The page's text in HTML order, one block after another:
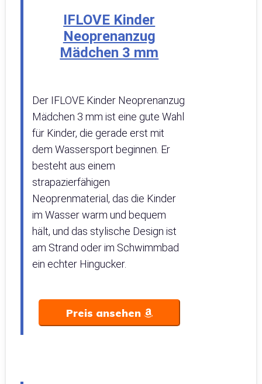
IFLOVE Kinder
Neoprenanzug
Mädchen 3 mm
Der IFLOVE Kinder Neoprenanzug
Mädchen 3 mm ist eine gute Wahl
für Kinder, die gerade erst mit
dem Wassersport beginnen. Er
besteht aus einem
strapazierfähigen
Neoprenmaterial, das die Kinder
im Wasser warm und bequem
hält, und das stylische Design ist
am Strand oder im Schwimmbad
ein echter Hingucker.
Preis ansehen